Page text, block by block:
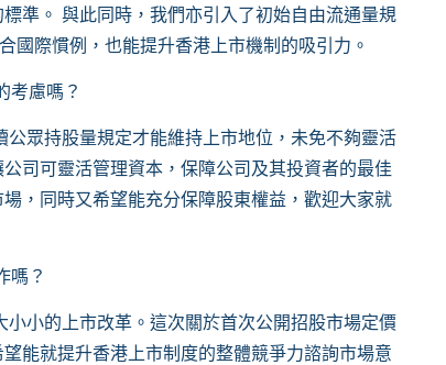
準。 與此同時，我們亦引入了初始自由流通量規
國際慣例，也能提升香港上市機制的吸引力。
考慮嗎？
眾持股量規定才能維持上市地位，未免不夠靈活
司可靈活管理資本，保障公司及其投資者的最佳
，同時又希望能充分保障股東權益，歡迎大家就
嗎？
小的上市改革。這次關於首次公開招股市場定價
能就提升香港上市制度的整體競爭力諮詢市場意